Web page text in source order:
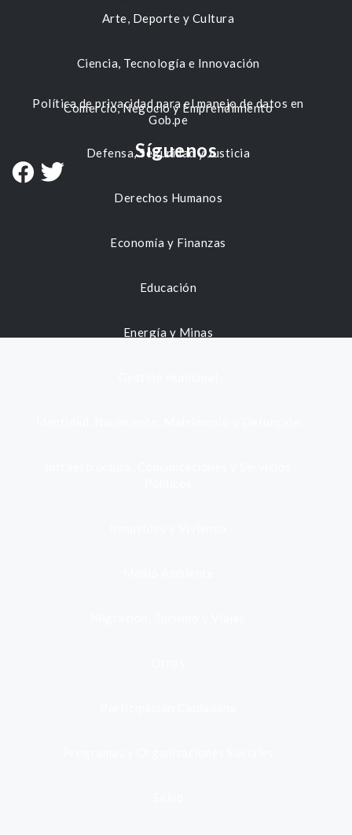
Arte, Deporte y Cultura
Ciencia, Tecnología e Innovación
Comercio, Negocio y Emprendimiento
Defensa, Seguridad y Justicia
Derechos Humanos
Economía y Finanzas
Educación
Energía y Minas
Política de privacidad para el manejo de datos en
Gob.pe
Síguenos